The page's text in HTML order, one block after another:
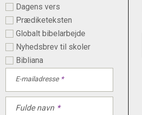
Dagens vers
Prædiketeksten
Globalt bibelarbejde
Nyhedsbrev til skoler
Bibliana
E-mailadresse
Fulde navn